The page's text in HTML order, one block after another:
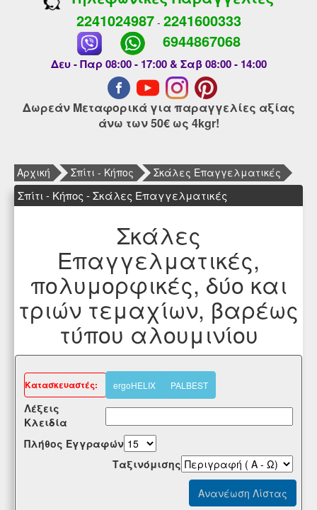
2241024987- 2241600333
6944867068
Δευ - Παρ 08:00 - 17:00 & Σαβ 08:00 - 14:00
Δωρεάν Μεταφορικά για παραγγελίες αξίας
άνω των 50€ ως 4kgr!
Αρχική Σπίτι - Κήπος Σκάλες Επαγγελματικές
Σπίτι - Κήπος - Σκάλες Επαγγελματικές
Σκάλες
Επαγγελματικές,
πολυμορφικές, δύο και
τριών τεμαχίων, βαρέως
τύπου αλουμινίου
Kατασκευαστές: ergoHELIX PALBEST
Λέξεις
Κλειδία
Πλήθος Εγγραφών
Tαξινόμισης